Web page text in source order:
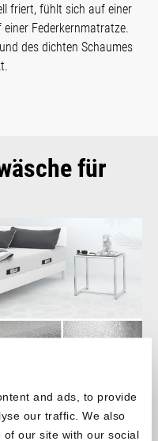
and ads, to provide
our traffic. We also
our site with our social
friert, fühlt sich auf einer
Federkernmatratze.
des dichten Schaumes
für